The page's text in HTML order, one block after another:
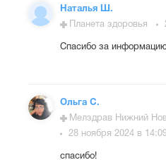
Наталья Ш.
Планета здоровья
Спасибо за
Ольга С.
Мелздрав Нижний
28 ноября 2024 в
спасибо!